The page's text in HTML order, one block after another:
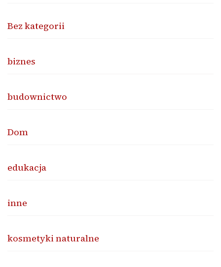
Bez kategorii
biznes
budownictwo
Dom
edukacja
inne
kosmetyki naturalne